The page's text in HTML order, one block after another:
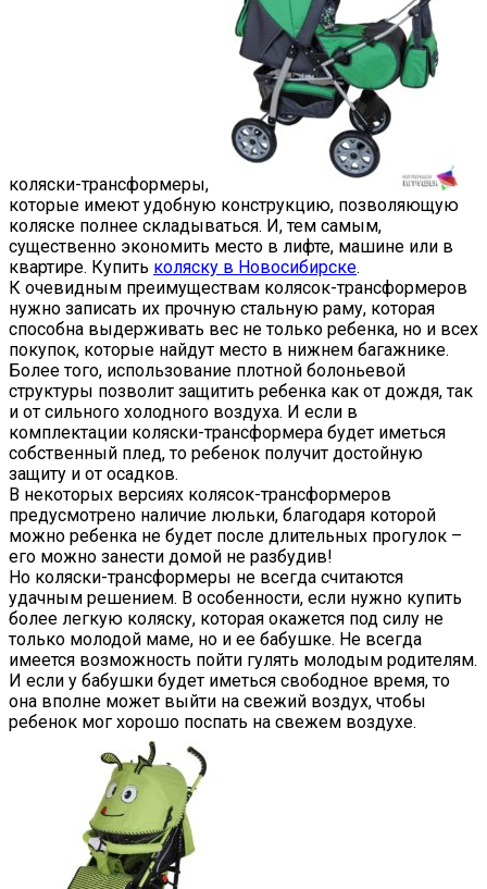
коляски-трансформеры,
которые имеют удобную конструкцию, позволяющую
коляске полнее складываться. И, тем самым,
существенно экономить место в лифте, машине или в
квартире. Купить коляску в Новосибирске.
К очевидным преимуществам колясок-трансформеров
нужно записать их прочную стальную раму, которая
способна выдерживать вес не только ребенка, но и всех
покупок, которые найдут место в нижнем багажнике.
Более того, использование плотной болоньевой
структуры позволит защитить ребенка как от дождя, так
и от сильного холодного воздуха. И если в
комплектации коляски-трансформера будет иметься
собственный плед, то ребенок получит достойную
защиту и от осадков.
В некоторых версиях колясок-трансформеров
предусмотрено наличие люльки, благодаря которой
можно ребенка не будет после длительных прогулок –
его можно занести домой не разбудив!
Но коляски-трансформеры не всегда считаются
удачным решением. В особенности, если нужно купить
более легкую коляску, которая окажется под силу не
только молодой маме, но и ее бабушке. Не всегда
имеется возможность пойти гулять молодым родителям.
И если у бабушки будет иметься свободное время, то
она вполне может выйти на свежий воздух, чтобы
ребенок мог хорошо поспать на свежем воздухе.